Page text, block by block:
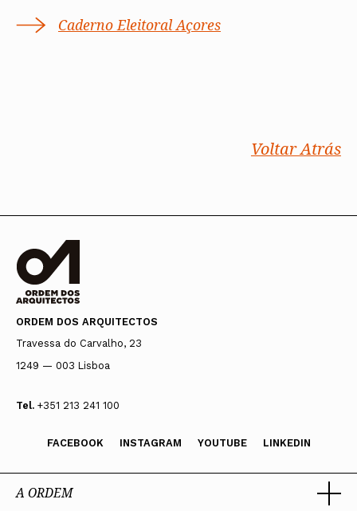
Caderno Eleitoral Açores
Voltar Atrás
ORDEM DOS ARQUITECTOS
Travessa do Carvalho, 23
1249 — 003 Lisboa
Tel. +351 213 241 100
FACEBOOK INSTAGRAM YOUTUBE LINKEDIN
A ORDEM